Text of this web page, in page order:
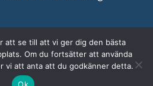
·Fotograf Göteborg
att se till att vi ger dig den bästa
Om du fortsätter att använda
vi att anta att du godkänner detta.
Ok